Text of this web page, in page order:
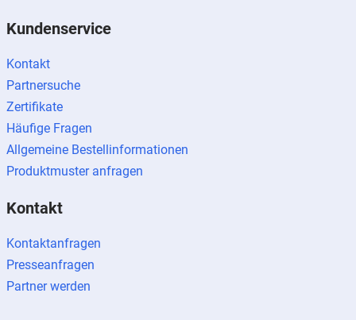
Kundenservice
Kontakt
Partnersuche
Zertifikate
Häufige Fragen
Allgemeine Bestellinformationen
Produktmuster anfragen
Kontakt
Kontaktanfragen
Presseanfragen
Partner werden